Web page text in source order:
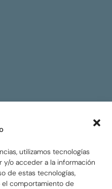
utilizamos tecnologías
y/o acceder a la información
de estas tecnologías,
comportamiento de